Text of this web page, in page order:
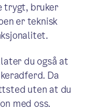
om
på nye
trygt, bruker
er teknisk
du også at
Da
uten at du
med oss.